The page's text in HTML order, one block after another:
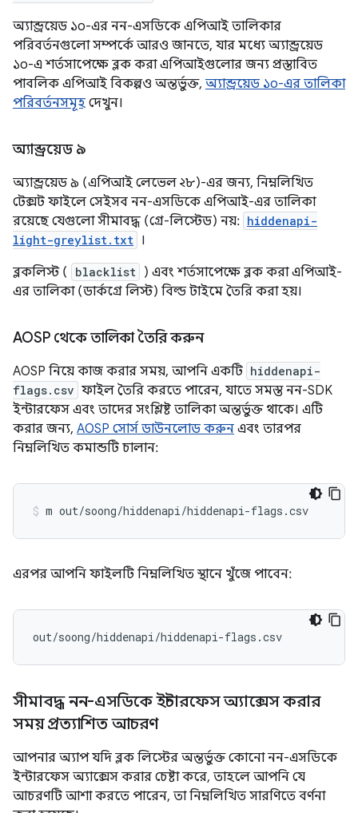
অ্যান্ড্রয়েড ১০-এর নন-এসডিকে এপিআই তালিকার
পরিবর্তনগুলো সম্পর্কে আরও জানতে, যার মধ্যে অ্যান্ড্রয়েড
১০-এ শর্তসাপেক্ষে ব্লক করা এপিআইগুলোর জন্য প্রস্তাবিত
পাবলিক এপিআই বিকল্পও অন্তর্ভুক্ত, অ্যান্ড্রয়েড ১০-এর তালিকা
পরিবর্তনসমূহ দেখুন।
অ্যান্ড্রয়েড ৯
অ্যান্ড্রয়েড ৯ (এপিআই লেভেল ২৮)-এর জন্য, নিম্নলিখিত
টেক্সট ফাইলে সেইসব নন-এসডিকে এপিআই-এর তালিকা
রয়েছে যেগুলো সীমাবদ্ধ (গ্রে-লিস্টেড) নয়: hiddenapi-
light-greylist.txt ।
ব্লকলিস্ট (
blacklist ) এবং শর্তসাপেক্ষে ব্লক করা এপিআই-
এর তালিকা (ডার্কগ্রে লিস্ট) বিল্ড টাইমে তৈরি করা হয়।
AOSP থেকে তালিকা তৈরি করুন
AOSP নিয়ে কাজ করার সময়, আপনি একটি hiddenapi-
flags.csv ফাইল তৈরি করতে পারেন, যাতে সমস্ত নন-SDK
ইন্টারফেস এবং তাদের সংশ্লিষ্ট তালিকা অন্তর্ভুক্ত থাকে। এটি
করার জন্য, AOSP সোর্স ডাউনলোড করুন এবং তারপর
নিম্নলিখিত কমান্ডটি চালান:
এরপর আপনি ফাইলটি নিম্নলিখিত স্থানে খুঁজে পাবেন:
সীমাবদ্ধ নন-এসডিকে ইন্টারফেস অ্যাক্সেস করার
সময় প্রত্যাশিত আচরণ
আপনার অ্যাপ যদি ব্লক লিস্টের অন্তর্ভুক্ত কোনো নন-এসডিকে
ইন্টারফেস অ্যাক্সেস করার চেষ্টা করে, তাহলে আপনি যে
আচরণটি আশা করতে পারেন, তা নিম্নলিখিত সারণিতে বর্ণনা